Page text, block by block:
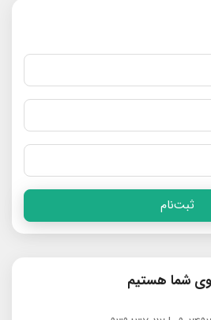
ثبت‌نام
شما هستیم